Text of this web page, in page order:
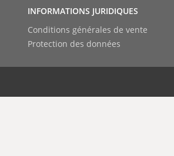
Protection des données
Conditions générales de vente
INFORMATIONS JURIDIQUES